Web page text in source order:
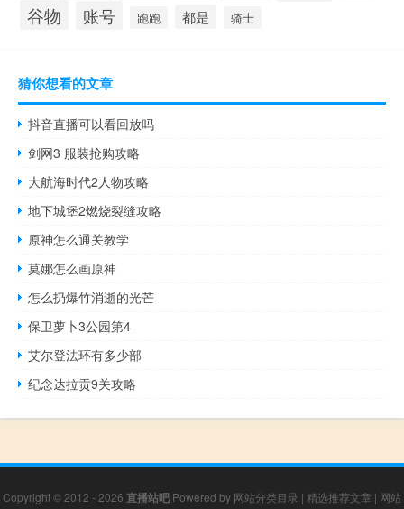
谷物 账号 跑跑 都是 骑士
猜你想看的文章
抖音直播可以看回放吗
剑网3 服装抢购攻略
大航海时代2人物攻略
地下城堡2燃烧裂缝攻略
原神怎么通关教学
莫娜怎么画原神
怎么扔爆竹消逝的光芒
保卫萝卜3公园第4
艾尔登法环有多少部
纪念达拉贡9关攻略
Copyright © 2012 - 2026 直播站吧 Powered by 网站分类目录 | 精选推荐文章 | 网站